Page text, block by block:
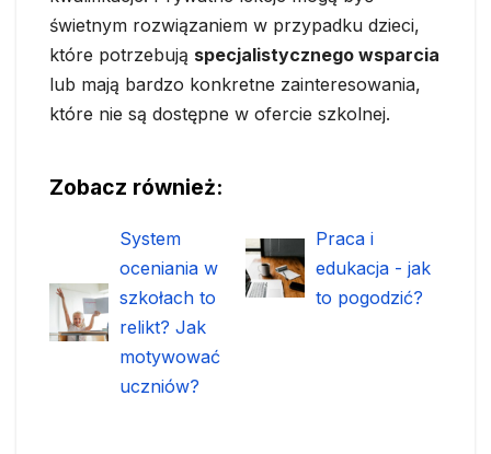
świetnym rozwiązaniem w przypadku dzieci,
które potrzebują specjalistycznego wsparcia
lub mają bardzo konkretne zainteresowania,
które nie są dostępne w ofercie szkolnej.
Zobacz również:
System
oceniania w
szkołach to
relikt? Jak
motywować
uczniów?
Praca i
edukacja - jak
to pogodzić?